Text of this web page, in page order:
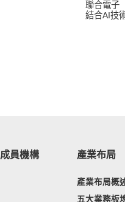
聯合電子
結合AI技
成員機構 產業布局
產業布局概
五大業務板